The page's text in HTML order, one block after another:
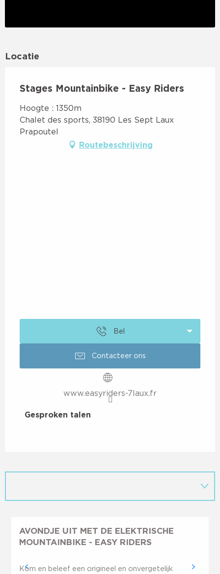
Locatie
Stages Mountainbike - Easy Riders
Hoogte : 1350m
Chalet des sports, 38190 Les Sept Laux
Prapoutel
Routebeschrijving
Bel
Contacteer ons
www.easyriders-7laux.fr
Gesproken talen
Gesproken talen
AVONDJE UIT MET DE ELEKTRISCHE
MOUNTAINBIKE - EASY RIDERS
Kom en beleef een origineel en onvergetelijk